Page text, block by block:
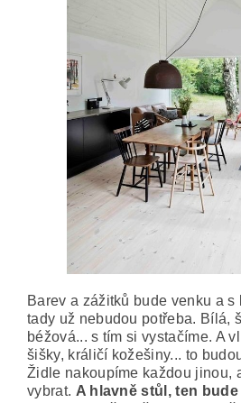
Barev a zážitků bude venku a s
tady už nebudou potřeba. Bílá,
béžová... s tím si vystačíme. A
šišky, králičí kožešiny... to
Židle nakoupíme každou jinou,
vybrat. A hlavně stůl, ten